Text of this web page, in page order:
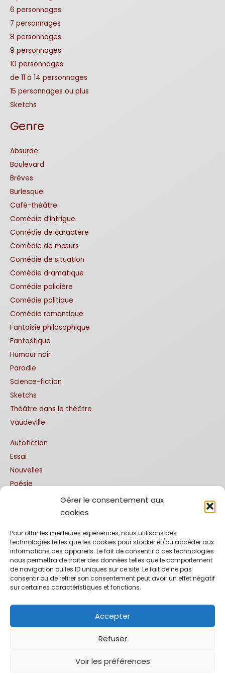
Gérer le consentement aux
cookies
Pour offrir les meilleures expériences, nous utilisons des
technologies telles que les cookies pour stocker et/ou accéder aux
informations des appareils. Le fait de consentir à ces technologies
nous permettra de traiter des données telles que le comportement
de navigation ou les ID uniques sur ce site. Le fait de ne pas
consentir ou de retirer son consentement peut avoir un effet négatif
sur certaines caractéristiques et fonctions.
Accepter
Refuser
Voir les préférences
6 personnages
7 personnages
8 personnages
9 personnages
10 personnages
de 11 à 14 personnages
15 personnages ou plus
Sketchs
Genre
Absurde
Boulevard
Brèves
Burlesque
Café-théâtre
Comédie d’intrigue
Comédie de caractère
Comédie de mœurs
Comédie de situation
Comédie dramatique
Comédie policière
Comédie politique
Comédie romantique
Fantaisie philosophique
Fantastique
Humour noir
Parodie
Science-fiction
Sketchs
Théâtre dans le théâtre
Vaudeville
Autofiction
Essai
Nouvelles
Poésie
Traductions
Allemand
Anglais
Espagnol
Italien
Portuguais
Copyright © 2026 La Comédiathèque : éditions théâtrales et